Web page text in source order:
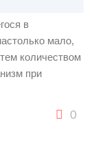
в
мало,
количеством
при
0